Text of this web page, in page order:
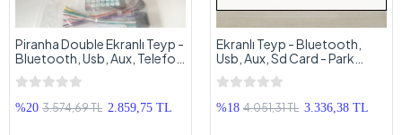
Piranha Double Ekranlı Teyp -
Bluetooth, Usb, Aux, Telefon
Yansıtma
%20 3.574,69 TL 2.859,75 TL
Ekranlı Teyp - Bluetooth,
Usb, Aux, Sd Card - Park
Kamerası Takılabilir
%18 4.051,31 TL 3.336,38 TL